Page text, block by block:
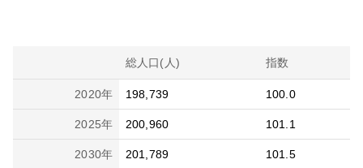
総人口(人) 指数
2020年 198,739 100.0
2025年 200,960 101.1
2030年 201,789 101.5